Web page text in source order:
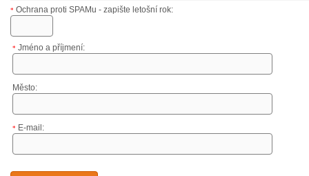
* Ochrana proti SPAMu - zapište letošní rok:
* Jméno a příjmení:
Město:
* E-mail: